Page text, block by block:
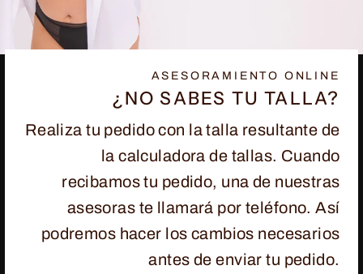
ASESORAMIENTO ONLINE
¿NO SABES TU TALLA?
Realiza tu pedido con la talla resultante de
la calculadora de tallas. Cuando
recibamos tu pedido, una de nuestras
asesoras te llamará por teléfono. Así
podremos hacer los cambios necesarios
antes de enviar tu pedido.